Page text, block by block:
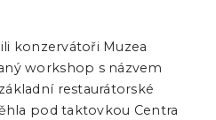
konzervátoři Muzea
workshop s názvem
restaurátorské
pod taktovkou Centra